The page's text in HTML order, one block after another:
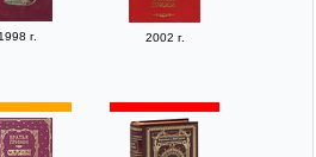
1998 г. 2002 г.